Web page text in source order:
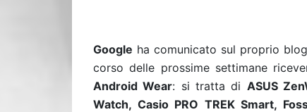
Google ha comunicato sul proprio
corso delle prossime settimane
Android Wear: si tratta di ASUS
Watch, Casio PRO TREK Smart,